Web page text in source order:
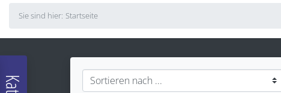
Sie sind hier: Startseite